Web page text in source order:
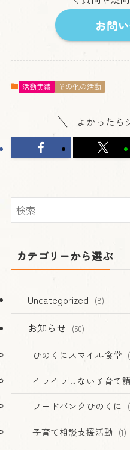
お問
活動実績 その他の活動
よかったら
カテゴリーから選ぶ
Uncategorized (8)
お知らせ (50)
ひのくにスマイル食堂
イライラしない子育て
フードバンクひのくに
子育て相談支援活動 (1)